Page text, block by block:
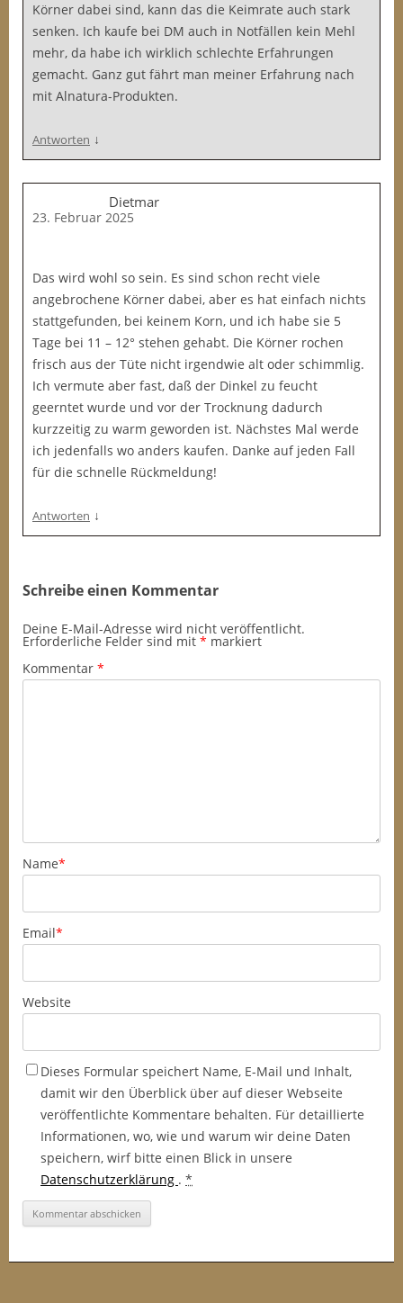
Körner dabei sind, kann das die Keimrate auch stark
senken. Ich kaufe bei DM auch in Notfällen kein Mehl
mehr, da habe ich wirklich schlechte Erfahrungen
gemacht. Ganz gut fährt man meiner Erfahrung nach
mit Alnatura-Produkten.
Antworten ↓
Dietmar
23. Februar 2025
Das wird wohl so sein. Es sind schon recht viele
angebrochene Körner dabei, aber es hat einfach nichts
stattgefunden, bei keinem Korn, und ich habe sie 5
Tage bei 11 – 12° stehen gehabt. Die Körner rochen
frisch aus der Tüte nicht irgendwie alt oder schimmlig.
Ich vermute aber fast, daß der Dinkel zu feucht
geerntet wurde und vor der Trocknung dadurch
kurzzeitig zu warm geworden ist. Nächstes Mal werde
ich jedenfalls wo anders kaufen. Danke auf jeden Fall
für die schnelle Rückmeldung!
Antworten ↓
Schreibe einen Kommentar
Deine E-Mail-Adresse wird nicht veröffentlicht.
Erforderliche Felder sind mit * markiert
Kommentar *
Name*
Email*
Website
Dieses Formular speichert Name, E-Mail und Inhalt,
damit wir den Überblick über auf dieser Webseite
veröffentlichte Kommentare behalten. Für detaillierte
Informationen, wo, wie und warum wir deine Daten
speichern, wirf bitte einen Blick in unsere
Datenschutzerklärung . *